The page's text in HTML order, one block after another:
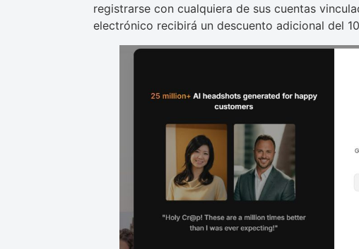
registrarse con cualquiera de sus cuentas
electrónico recibirá un descuento adicional del